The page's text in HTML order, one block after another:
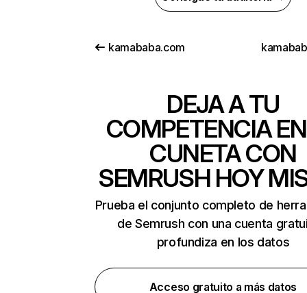
kamababa.com
DEJA A TU
COMPETENCIA
CUNETA CON
SEMRUSH HOY
Prueba el conjunto completo de
de Semrush con una cuenta
profundiza en los datos
Acceso gratuito a más datos